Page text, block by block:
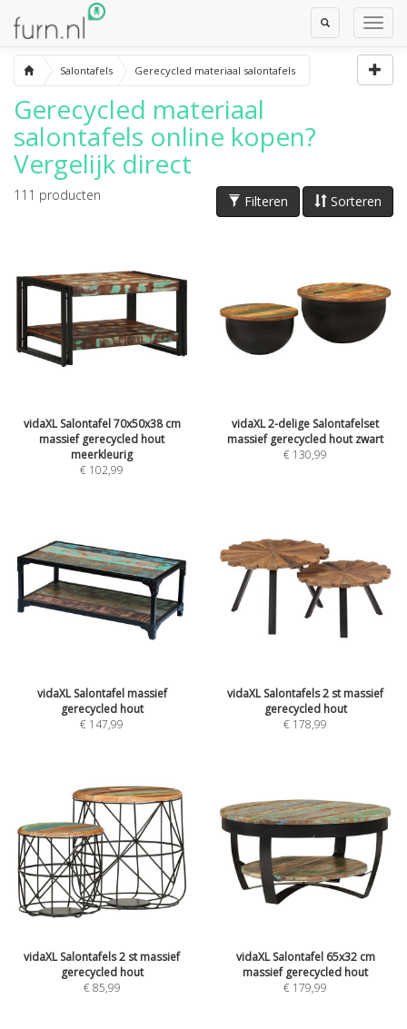
Toggle
Search
Salontafels Gerecycled materiaal salontafels
Gerecycled materiaal
salontafels online kopen?
Vergelijk direct
Sorteren
Filteren
111 producten
vidaXL Salontafel 70x50x38 cm
massief gerecycled hout
meerkleurig
€ 102,99
vidaXL 2-delige Salontafelset
massief gerecycled hout zwart
€ 130,99
vidaXL Salontafel massief
gerecycled hout
€ 147,99
vidaXL Salontafels 2 st massief
gerecycled hout
€ 178,99
vidaXL Salontafels 2 st massief
gerecycled hout
€85,99
vidaXL Salontafel 65x32 cm
massief gerecycled hout
€ 179,99